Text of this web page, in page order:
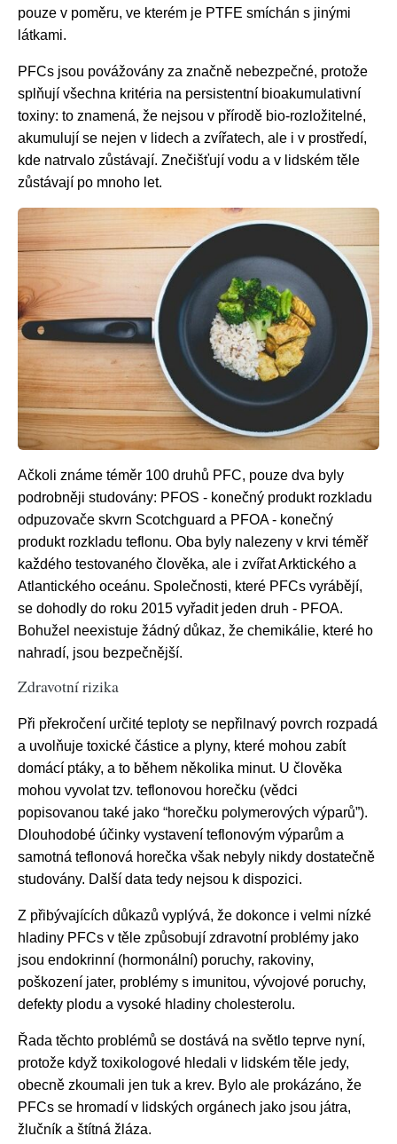
pouze v poměru, ve kterém je PTFE smíchán s jinými
látkami.
PFCs jsou povážovány za značně nebezpečné, protože
splňují všechna kritéria na persistentní bioakumulativní
toxiny: to znamená, že nejsou v přírodě bio-rozložitelné,
akumulují se nejen v lidech a zvířatech, ale i v prostředí,
kde natrvalo zůstávají. Znečišťují vodu a v lidském těle
zůstávají po mnoho let.
Ačkoli známe téměr 100 druhů PFC, pouze dva byly
podrobněji studovány: PFOS - konečný produkt rozkladu
odpuzovače skvrn Scotchguard a PFOA - konečný
produkt rozkladu teflonu. Oba byly nalezeny v krvi téměř
každého testovaného člověka, ale i zvířat Arktického a
Atlantického oceánu. Společnosti, které PFCs vyrábějí,
se dohodly do roku 2015 vyřadit jeden druh - PFOA.
Bohužel neexistuje žádný důkaz, že chemikálie, které ho
nahradí, jsou bezpečnější.
Zdravotní rizika
Při překročení určité teploty se nepřilnavý povrch rozpadá
a uvolňuje toxické částice a plyny, které mohou zabít
domácí ptáky, a to během několika minut. U člověka
mohou vyvolat tzv. teflonovou horečku (vědci
popisovanou také jako “horečku polymerových výparů”).
Dlouhodobé účinky vystavení teflonovým výparům a
samotná teflonová horečka však nebyly nikdy dostatečně
studovány. Další data tedy nejsou k dispozici.
Z přibývajících důkazů vyplývá, že dokonce i velmi nízké
hladiny PFCs v těle způsobují zdravotní problémy jako
jsou endokrinní (hormonální) poruchy, rakoviny,
poškození jater, problémy s imunitou, vývojové poruchy,
defekty plodu a vysoké hladiny cholesterolu.
Řada těchto problémů se dostává na světlo teprve nyní,
protože když toxikologové hledali v lidském těle jedy,
obecně zkoumali jen tuk a krev. Bylo ale prokázáno, že
PFCs se hromadí v lidských orgánech jako jsou játra,
žlučník a štítná žláza.